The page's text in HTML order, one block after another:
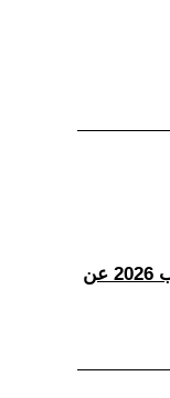
(8) بين الحسم والتوازن: ماذا تكشف حرب 2026 عن